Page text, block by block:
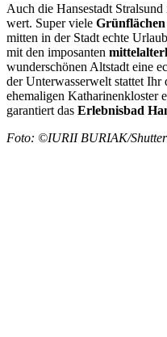
Auch die Hansestadt
wert. Super viele
mitten in der Stadt echte
mit den imposanten
wunderschönen Altstadt eine
der Unterwasserwelt stattet Ihr
ehemaligen Katharinenkloster
garantiert das Erlebnisbad
Foto: ©IURII BURIAK/